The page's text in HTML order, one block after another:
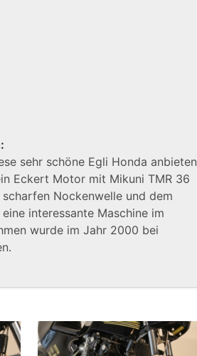
sehr schöne Egli Honda anbieten
Eckert Motor mit Mikuni TMR 36
Nockenwelle und dem
interessante Maschine im
wurde im Jahr 2000 bei